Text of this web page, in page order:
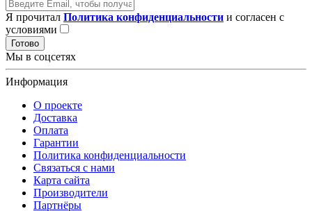
Я прочитал Политика конфиденциальности и согласен с
условиями
Готово
Мы в соцсетях
Информация
О проекте
Доставка
Оплата
Гарантии
Политика конфиденциальности
Связаться с нами
Карта сайта
Производители
Партнёры